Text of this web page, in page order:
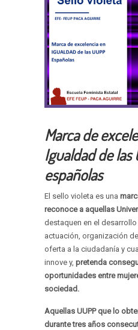
Marca de
Igualdad de las
españolas
El sello violeta es una
reconoce a aquellas
destaquen en el
actuación, organización
oferta a la ciudadanía y
innove y, pretenda
oportunidades entre
sociedad.
Aquellas UUPP que lo
durante tres años